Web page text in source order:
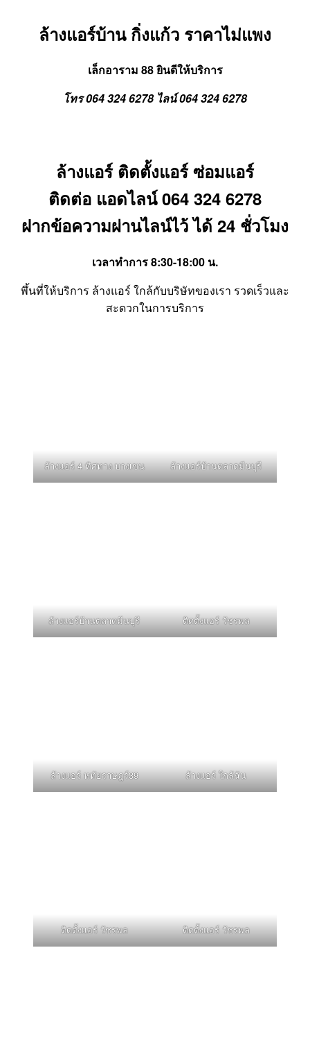
ล้างแอร์บ้าน กิ่งแก้ว ราคาไม่แพง
เล็กอาราม 88 ยินดีให้บริการ
โทร 064 324 6278 ไลน์ 064 324 6278
ล้างแอร์ ติดตั้งแอร์ ซ่อมแอร์
ติดต่อ แอดไลน์ 064 324 6278
ฝากข้อความผ่านไลน์ไว้ ได้ 24 ชั่วโมง
เวลาทำการ 8:30-18:00 น.
พึ้นที่ให้บริการ ล้างแอร์ ใกล้กับบริษัทของเรา รวดเร็วและ
สะดวกในการบริการ
ล้างแอร์ 4 ทิศทาง บางเขน ล้างแอร์บ้านตลาดมีนบุรี
ล้างแอร์บ้านตลาดมีนบุรี ติดตั้งแอร์ วัชรพล
ล้างแอร์ หทัยราษฎร์39 ล้างแอร์ ใกล้ฉัน
ติดตั้งแอร์ วัชรพล ติดตั้งแอร์ วัชรพล